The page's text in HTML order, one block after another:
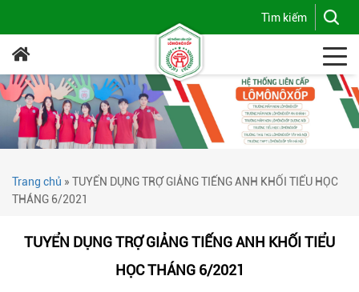
Trang chủ » TUYỂN DỤNG TRỢ GIẢNG TIẾNG ANH KHỐI TIỂU HỌC
THÁNG 6/2021
TUYỂN DỤNG TRỢ GIẢNG TIẾNG ANH KHỐI TIỂU
HỌC THÁNG 6/2021